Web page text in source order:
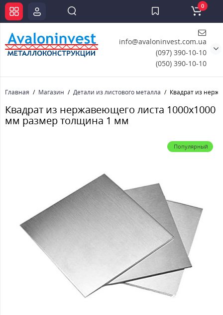
info@avaloninvest.com.ua
(097) 390-10-10
(050) 390-10-10
0
Главная Магазин Детали из листового металла Квадрат из
Квадрат из нержавеющего листа 1000х1000
мм размер толщина 1 мм
Популярный